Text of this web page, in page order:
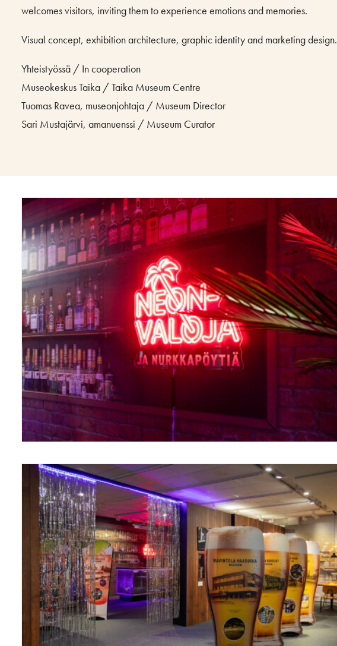
welcomes visitors, inviting them to experience emotions and memories.
Visual concept, exhibition architecture, graphic identity and marketing design.
Yhteistyössä / In cooperation
Museokeskus Taika / Taika Museum Centre
Tuomas Ravea, museonjohtaja / Museum Director
Sari Mustajärvi, amanuenssi / Museum Curator